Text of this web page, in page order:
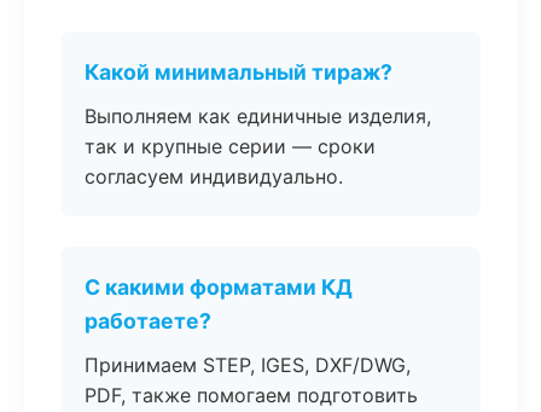
Какой минимальный тираж?
Выполняем как единичные изделия,
так и крупные серии — сроки
согласуем индивидуально.
С какими форматами КД
работаете?
Принимаем STEP, IGES, DXF/DWG,
PDF, также помогаем подготовить